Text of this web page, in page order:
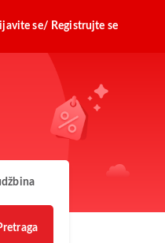
se/ Registrujte se